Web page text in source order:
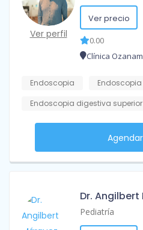
Ver perfil
Ver precio
0.00
Clínica Ozanam
Endoscopia
Endoscopia digestiva superior
Dr. Angilbert
Pediatría